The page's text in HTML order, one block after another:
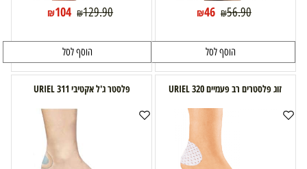
₪56.90
₪46
הוסף לסל
₪129.90
₪104
הוסף לסל
זוג פלסטרים רב פעמיים URIEL 320 פלסטר ג'ל אקטיבי URIEL 311